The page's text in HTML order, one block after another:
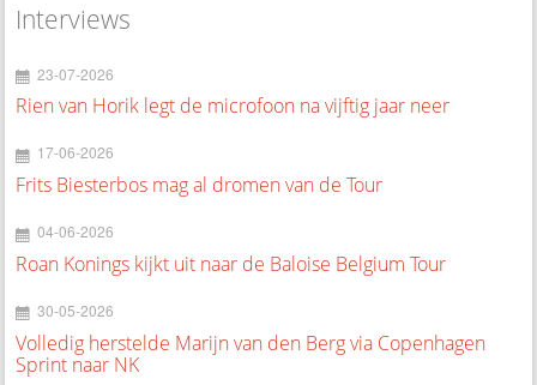
Interviews
23-07-2026
Rien van Horik legt de microfoon na vijftig jaar neer
17-06-2026
Frits Biesterbos mag al dromen van de Tour
04-06-2026
Roan Konings kijkt uit naar de Baloise Belgium Tour
30-05-2026
Volledig herstelde Marijn van den Berg via Copenhagen
Sprint naar NK